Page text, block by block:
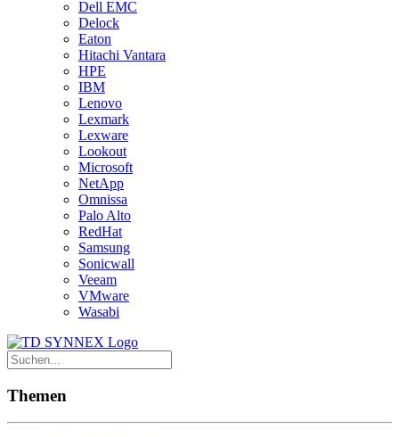
Dell EMC
Delock
Eaton
Hitachi Vantara
HPE
IBM
Lenovo
Lexmark
Lexware
Lookout
Microsoft
NetApp
Omnissa
Palo Alto
RedHat
Samsung
Sonicwall
Veeam
VMware
Wasabi
Themen